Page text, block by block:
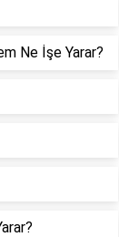
Ne İşe Yarar?